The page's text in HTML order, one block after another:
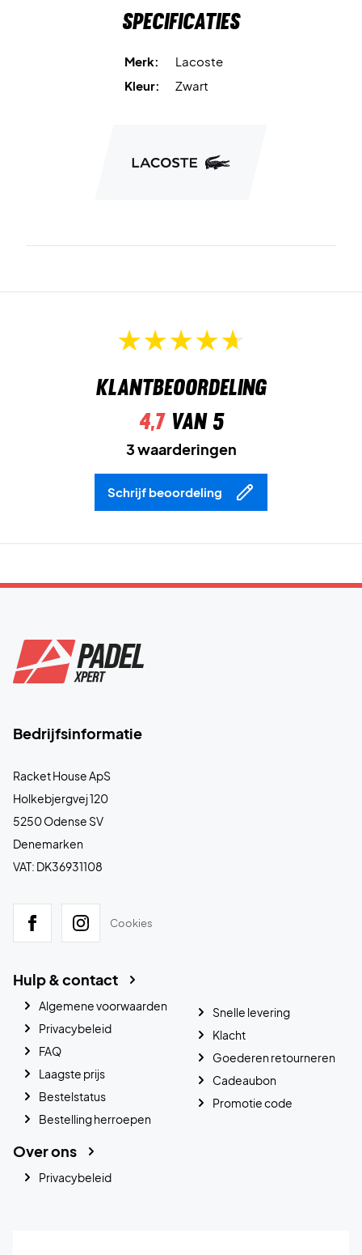
Specificaties
Merk:
Lacoste
Kleur:
Zwart
Klantbeoordeling
4,7van 5
3 waarderingen
Schrijf beoordeling
Bedrijfsinformatie
Racket House ApS
Holkebjergvej 120
5250 Odense SV
Denemarken
VAT: DK36931108
Cookies
Hulp & contact
Algemene voorwaarden
Privacybeleid
FAQ
Laagste prijs
Bestelstatus
Bestelling herroepen
Snelle levering
Klacht
Goederen retourneren
Cadeaubon
Promotie code
Over ons
Privacybeleid